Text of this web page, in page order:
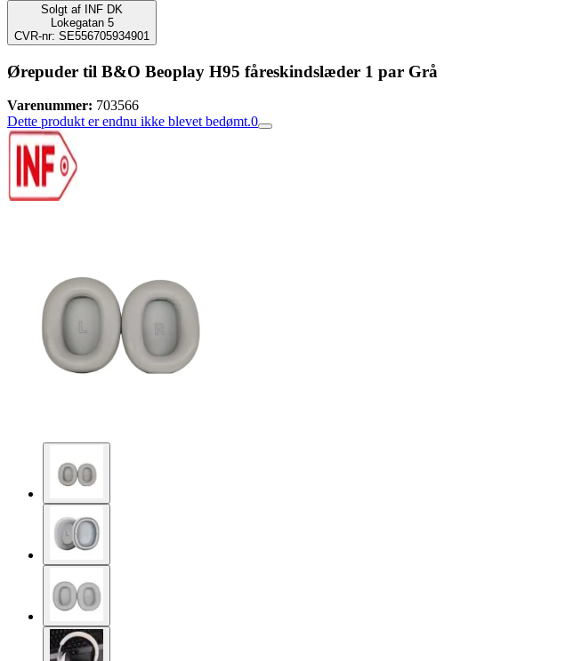
Solgt af
INF DK
Lokegatan 5
CVR-nr: SE556705934901
Ørepuder til B&O Beoplay H95 fåreskindslæder 1 par Grå
Varenummer: 703566
Dette produkt er endnu ikke blevet bedømt.0